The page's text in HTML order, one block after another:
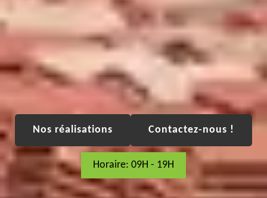
Nos réalisations Contactez-nous !
Horaire: 09H - 19H